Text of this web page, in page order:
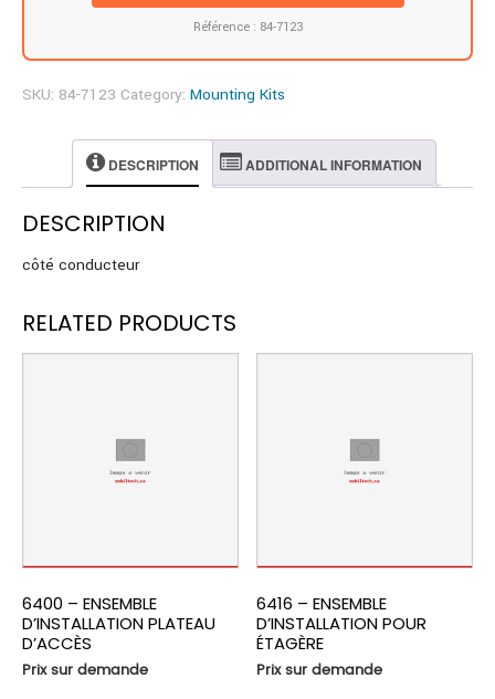
Référence : 84-7123
SKU: 84-7123 Category: Mounting Kits
DESCRIPTION ADDITIONAL INFORMATION
DESCRIPTION
côté conducteur
RELATED PRODUCTS
6400 – ENSEMBLE
D’INSTALLATION PLATEAU
D’ACCÈS
Prix sur demande
6416 – ENSEMBLE
D’INSTALLATION POUR
ÉTAGÈRE
Prix sur demande